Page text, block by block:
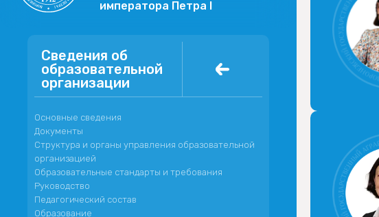
императора Петра I
Сведения об
образовательной
организации
Основные сведения
Документы
Структура и органы управления образовательной
организацией
Образовательные стандарты и требования
Руководство
Педагогический состав
Образование